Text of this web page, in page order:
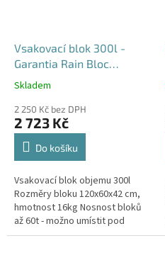
Vsakovací blok 300l -
Garantia Rain Bloc
Compact
Průměrné
produktu
je
4,5
hvězdiček.
Skladem
2 250 Kč bez DPH
2 723 Kč
Do košíku
Vsakovací blok objemu 300l
Rozměry bloku 120x60x42 cm,
hmotnost 16kg Nosnost bloků
až 60t - možno umístit pod
parkovací stání, komunikace,